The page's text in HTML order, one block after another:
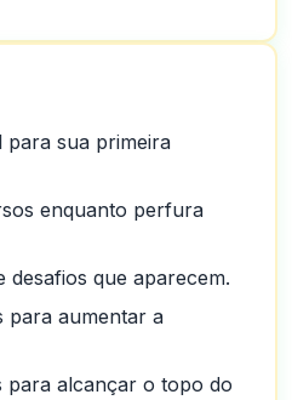
para sua primeira
enquanto perfura
desafios que aparecem.
para aumentar a
para alcançar o topo do